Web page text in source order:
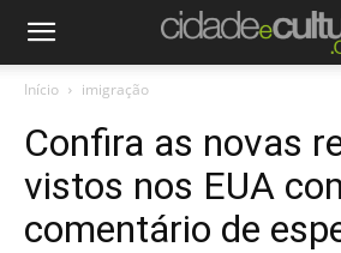
Início imigração
Confira as novas
vistos nos EUA
comentário de